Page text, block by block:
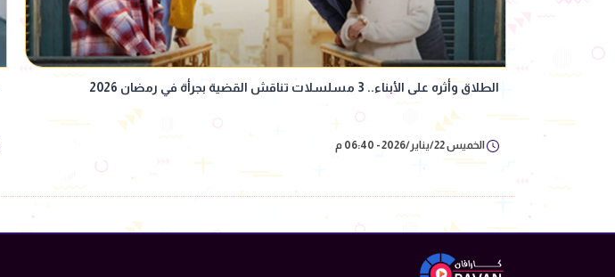
الطلاق وأثره على الأبناء.. 3 مسلسلات تناقش القضية بجرأة في رمضان 2026
الخميس 22/يناير/2026 - 06:40 م